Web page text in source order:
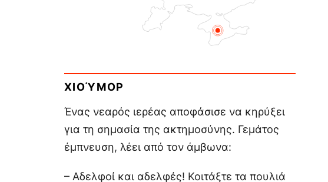
ΧΙΟΎΜΟΡ
Ένας νεαρός ιερέας αποφάσισε να κηρύξει
για τη σημασία της ακτημοσύνης. Γεμάτος
έμπνευση, λέει από τον άμβωνα:
– Αδελφοί και αδελφές! Κοιτάξτε τα πουλιά